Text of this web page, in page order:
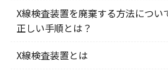
X線検査装置を廃棄する方法につい
正しい手順とは？
X線検査装置とは